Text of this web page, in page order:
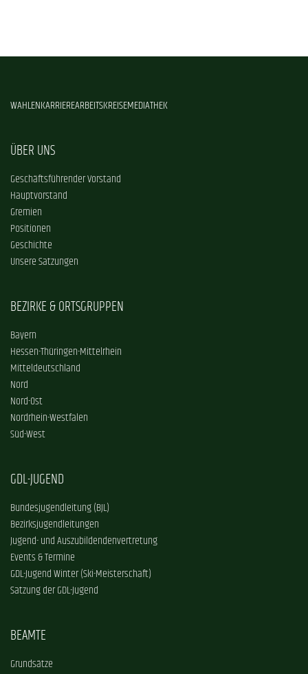
WAHLENKARRIEREARBEITSKREISEMEDIATHEK
ÜBER UNS
Geschäftsführender Vorstand
Hauptvorstand
Gremien
Positionen
Geschichte
Unsere Satzungen
BEZIRKE & ORTSGRUPPEN
Bayern
Hessen-Thüringen-Mittelrhein
Mitteldeutschland
Nord
Nord-Ost
Nordrhein-Westfalen
Süd-West
GDL-JUGEND
Bundesjugendleitung (BJL)
Bezirksjugendleitungen
Jugend- und Auszubildendenvertretung
Events & Termine
GDL-Jugend Winter (Ski-Meisterschaft)
Satzung der GDL-Jugend
BEAMTE
Grundsätze